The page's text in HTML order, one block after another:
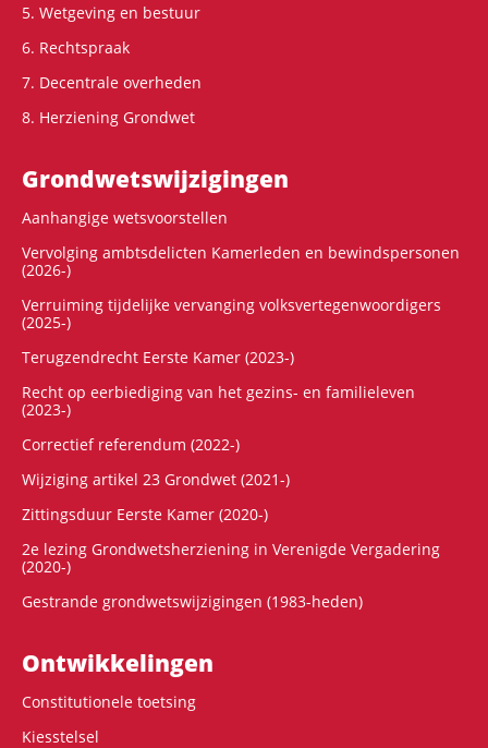
5. Wetgeving en bestuur
6. Rechtspraak
7. Decentrale overheden
8. Herziening Grondwet
Grondwets­wijzigingen
Aanhangige wetsvoorstellen
Vervolging ambtsdelicten Kamerleden en bewindspersonen
(2026-)
Verruiming tijdelijke vervanging volksvertegenwoordigers
(2025-)
Terugzendrecht Eerste Kamer (2023-)
Recht op eerbiediging van het gezins- en familieleven
(2023-)
Correctief referendum (2022-)
Wijziging artikel 23 Grondwet (2021-)
Zittingsduur Eerste Kamer (2020-)
2e lezing Grondwetsherziening in Verenigde Vergadering
(2020-)
Gestrande grondwetswijzigingen (1983-heden)
Ontwikke­lingen
Constitutionele toetsing
Kiesstelsel